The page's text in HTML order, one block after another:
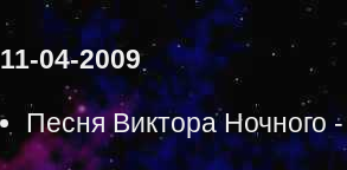
11-04-2009
Песня Виктора Ночного